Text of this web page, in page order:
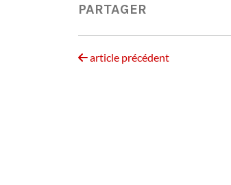
PARTAGER
article précédent